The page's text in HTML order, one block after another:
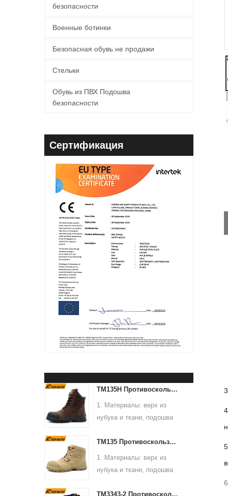
безопасности
Военные ботинки
Безопасная обувь не продажи
Стельки
Обувь из ПВХ Подошва
безопасности
Сертификация
TM135H Противоскользящая прочная резиновая подошва со стальным носком и защитой от проколов, высококачественные защитные ботинки
1. Материалы: верх из
нубука и ткани, подошва
подкладка из мягкой
сетчатой ткани.
2. Размер: 36-47.
подошва: стальной носок
TM135 Противоскользящие водонепроницаемые защитные ботинки для походов на открытом воздухе с носком из стекловолокна
1. Материалы: верх из
нубука и ткани, подошва
подкладка из мягкой
TM3343-2 Противоскользящая защитная обувь из черного нубука со стальным носком и защитой от проколов
6